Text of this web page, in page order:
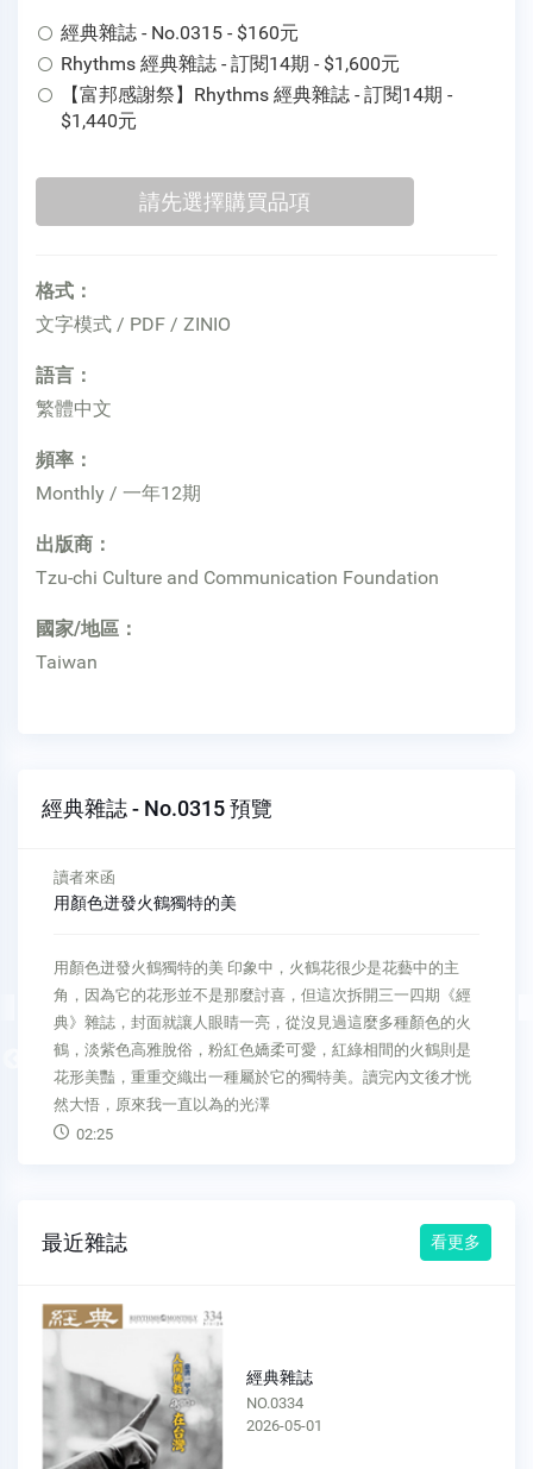
經典雜誌 - No.0315 - $160元
Rhythms 經典雜誌 - 訂閱14期 - $1,600元
【富邦感謝祭】Rhythms 經典雜誌 - 訂閱14期 -
$1,440元
格式：
文字模式 / PDF / ZINIO
語言：
繁體中文
頻率：
Monthly / 一年12期
出版商：
Tzu-chi Culture and Communication Foundation
國家/地區：
Taiwan
經典雜誌 - No.0315 預覽
Previous
經典人生
真心誠意救拔苦難
真心誠意救拔苦難 愛，總是讓人感到很溫馨。有人受了傷、生
了病，在他最痛苦時，最需要的就是愛。而這一分愛，是否人
人都可以展現呢？台中慈濟醫院的簡院長，曾收到一封病人的
感恩信。病人在信中感恩林北江醫師，不只用心療治，還在她
出院時送上一個大紅包！為什麼送紅包？原來林醫師知道她做
臨時工，因經濟有困難遲遲不
03:53
最近雜誌 看更多
經典雜誌
NO.0333
2026-04-01